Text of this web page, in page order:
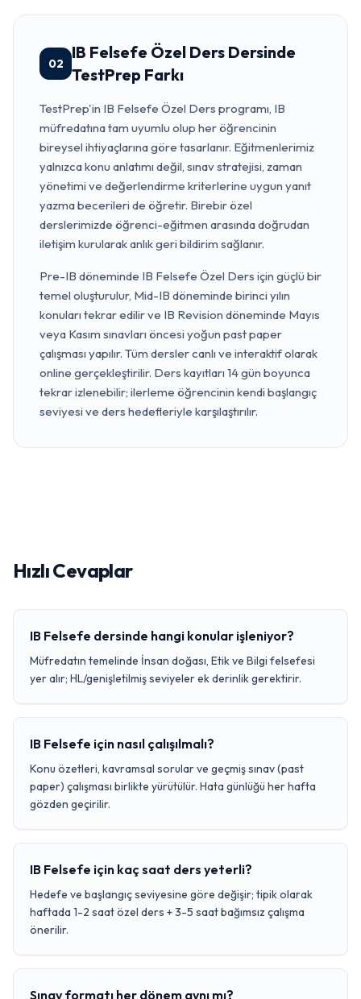
02
IB Felsefe Özel Ders Dersinde
TestPrep Farkı
TestPrep'in IB Felsefe Özel Ders programı, IB
müfredatına tam uyumlu olup her öğrencinin
bireysel ihtiyaçlarına göre tasarlanır. Eğitmenlerimiz
yalnızca konu anlatımı değil, sınav stratejisi, zaman
yönetimi ve değerlendirme kriterlerine uygun yanıt
yazma becerileri de öğretir. Birebir özel
derslerimizde öğrenci-eğitmen arasında doğrudan
iletişim kurularak anlık geri bildirim sağlanır.
Pre-IB döneminde IB Felsefe Özel Ders için güçlü bir
temel oluşturulur, Mid-IB döneminde birinci yılın
konuları tekrar edilir ve IB Revision döneminde Mayıs
veya Kasım sınavları öncesi yoğun past paper
çalışması yapılır. Tüm dersler canlı ve interaktif olarak
online gerçekleştirilir. Ders kayıtları 14 gün boyunca
tekrar izlenebilir; ilerleme öğrencinin kendi başlangıç
seviyesi ve ders hedefleriyle karşılaştırılır.
Hızlı Cevaplar
IB Felsefe dersinde hangi konular işleniyor?
Müfredatın temelinde İnsan doğası, Etik ve Bilgi felsefesi
yer alır; HL/genişletilmiş seviyeler ek derinlik gerektirir.
IB Felsefe için nasıl çalışılmalı?
Konu özetleri, kavramsal sorular ve geçmiş sınav (past
paper) çalışması birlikte yürütülür. Hata günlüğü her hafta
gözden geçirilir.
IB Felsefe için kaç saat ders yeterli?
Hedefe ve başlangıç seviyesine göre değişir; tipik olarak
haftada 1-2 saat özel ders + 3-5 saat bağımsız çalışma
önerilir.
Sınav formatı her dönem aynı mı?